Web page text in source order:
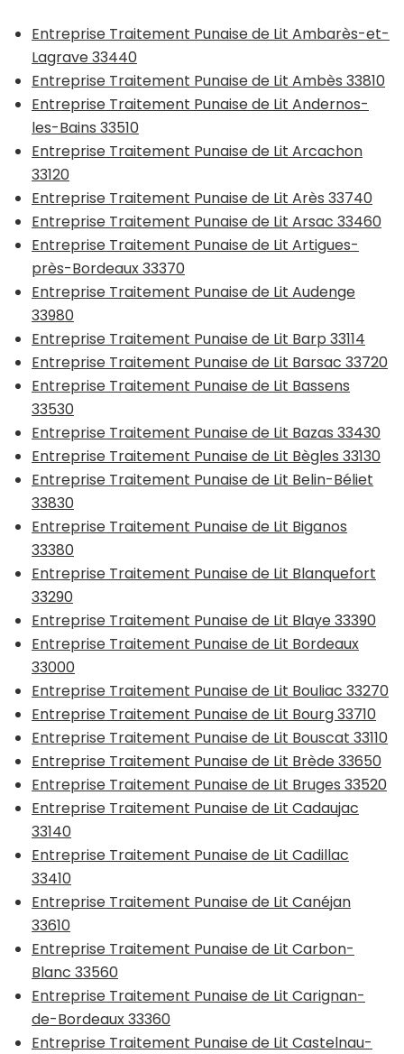
Entreprise Traitement Punaise de Lit Ambarès-et-
Lagrave 33440
Entreprise Traitement Punaise de Lit Ambès 33810
Entreprise Traitement Punaise de Lit Andernos-
les-Bains 33510
Entreprise Traitement Punaise de Lit Arcachon
33120
Entreprise Traitement Punaise de Lit Arès 33740
Entreprise Traitement Punaise de Lit Arsac 33460
Entreprise Traitement Punaise de Lit Artigues-
près-Bordeaux 33370
Entreprise Traitement Punaise de Lit Audenge
33980
Entreprise Traitement Punaise de Lit Barp 33114
Entreprise Traitement Punaise de Lit Barsac 33720
Entreprise Traitement Punaise de Lit Bassens
33530
Entreprise Traitement Punaise de Lit Bazas 33430
Entreprise Traitement Punaise de Lit Bègles 33130
Entreprise Traitement Punaise de Lit Belin-Béliet
33830
Entreprise Traitement Punaise de Lit Biganos
33380
Entreprise Traitement Punaise de Lit Blanquefort
33290
Entreprise Traitement Punaise de Lit Blaye 33390
Entreprise Traitement Punaise de Lit Bordeaux
33000
Entreprise Traitement Punaise de Lit Bouliac 33270
Entreprise Traitement Punaise de Lit Bourg 33710
Entreprise Traitement Punaise de Lit Bouscat 33110
Entreprise Traitement Punaise de Lit Brède 33650
Entreprise Traitement Punaise de Lit Bruges 33520
Entreprise Traitement Punaise de Lit Cadaujac
33140
Entreprise Traitement Punaise de Lit Cadillac
33410
Entreprise Traitement Punaise de Lit Canéjan
33610
Entreprise Traitement Punaise de Lit Carbon-
Blanc 33560
Entreprise Traitement Punaise de Lit Carignan-
de-Bordeaux 33360
Entreprise Traitement Punaise de Lit Castelnau-